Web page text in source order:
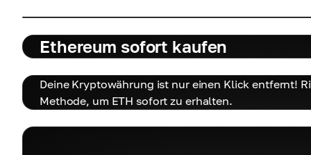
Ethereum sofort kaufen
Deine Kryptowährung ist nur einen Klick entfernt!
Methode, um ETH sofort zu erhalten.